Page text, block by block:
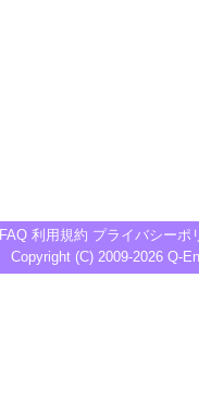
FAQ 利用規約 プライバシーポ
Copyright (C) 2009-2026 Q-